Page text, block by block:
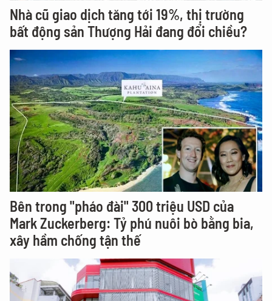
Nhà cũ giao dịch tăng tới 19%, thị trường
bất động sản Thượng Hải đang đổi chiều?
Bên trong "pháo đài" 300 triệu USD của
Mark Zuckerberg: Tỷ phú nuôi bò bằng bia,
xây hầm chống tận thế